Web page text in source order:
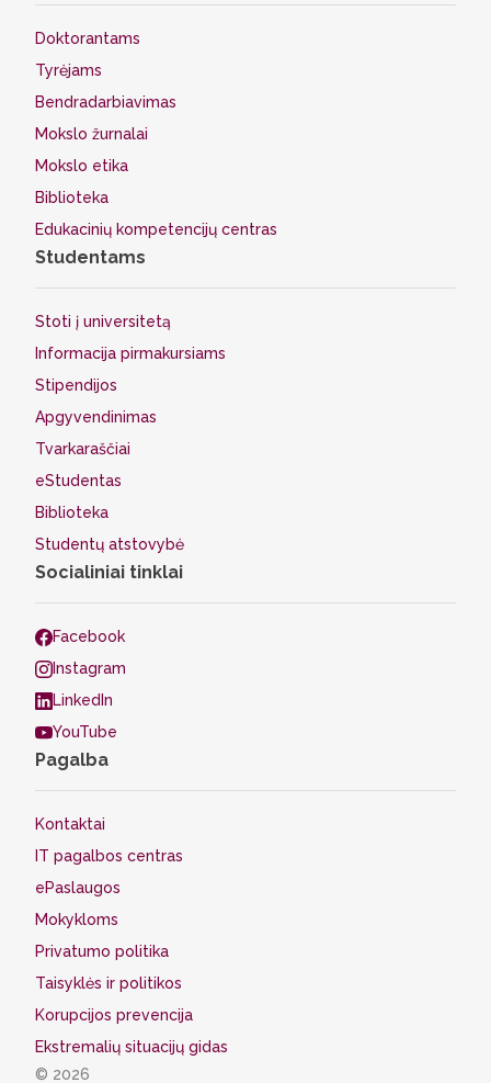
Doktorantams
Tyrėjams
Bendradarbiavimas
Mokslo žurnalai
Mokslo etika
Biblioteka
Edukacinių kompetencijų centras
Studentams
Stoti į universitetą
Informacija pirmakursiams
Stipendijos
Apgyvendinimas
Tvarkaraščiai
eStudentas
Biblioteka
Studentų atstovybė
Socialiniai tinklai
Facebook
Instagram
LinkedIn
YouTube
Pagalba
Kontaktai
IT pagalbos centras
ePaslaugos
Mokykloms
Privatumo politika
Taisyklės ir politikos
Korupcijos prevencija
Ekstremalių situacijų gidas
© 2026